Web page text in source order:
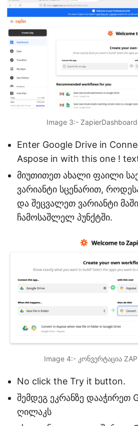
Image 3:-
Enter Google Drive in
Aspose in with this one !
მიუთითეთ ახალი ფაილი
ვარიანტი სცენარით,
და შეცვალეთ ვარიანტი
ჩამოსაშლელ პუნქტში.
Image 4:- კონვერტაცია
No click the Try it button.
შემდეგ ეკრანზე დააჭირეთ
ღილაკს